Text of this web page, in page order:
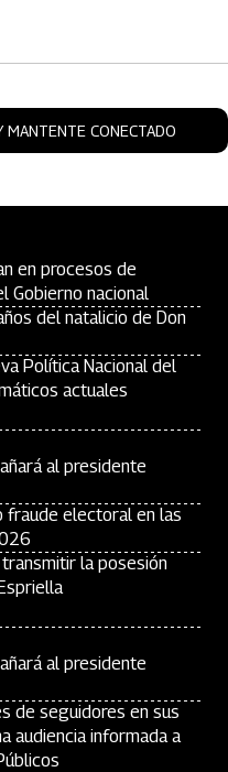
MANTENTE CONECTADO
en procesos de
Gobierno nacional
del natalicio de Don
Política Nacional del
actuales
al presidente
fraude electoral en las
la posesión
al presidente
de seguidores en sus
audiencia informada a